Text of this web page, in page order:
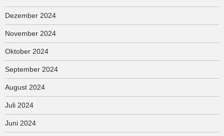
Dezember 2024
November 2024
Oktober 2024
September 2024
August 2024
Juli 2024
Juni 2024